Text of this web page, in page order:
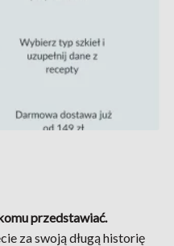
przedstawiać.
za swoją długą historię